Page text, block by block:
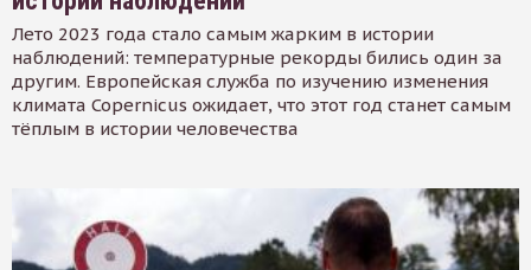
Лето 2023 года стало самым жарким в истории
наблюдений: температурные рекорды бились один за
другим. Европейская служба по изучению изменения
климата Copernicus ожидает, что этот год станет самым
тёплым в истории человечества